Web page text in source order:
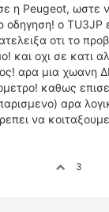
η Peugeot, ωστε
οδηγηση! ο TU3JP
οτι το
και οχι σε κατι
αρα μια χωανη
καθως
αρα
να κοιταξουμε
3